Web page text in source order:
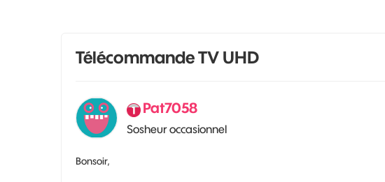
Télécommande TV UHD
Pat7058
Sosheur occasionnel
Bonsoir,